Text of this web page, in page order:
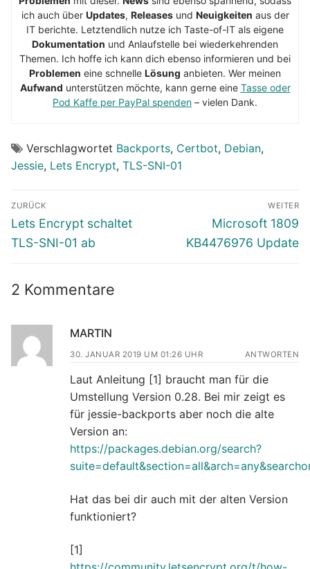
ich auch über Updates, Releasesund Neuigkeiten aus der
IT berichte. Letztendlich nutze ich Taste-of-IT als eigene
Dokumentation und Anlaufstelle bei wiederkehrenden
Themen. Ich hoffe ich kann dich ebenso informieren und bei
Problemen eine schnelle Lösung anbieten. Wer meinen
Aufwand unterstützen möchte, kann gerne eine Tasse oder
Pod Kaffe per PayPal spenden – vielen Dank.
Verschlagwortet Backports, Certbot, Debian,
Jessie, Lets Encrypt, TLS-SNI-01
Beitragsnavigation
ZURÜCK
Vorheriger
Beitrag:
Lets Encrypt schaltet
TLS-SNI-01 ab
WEITER
Nächster
Beitrag:
Microsoft 1809
KB4476976 Update
2 Kommentare
MARTIN
30. JANUAR 2019 UM 01:26 UHR ANTWORTEN
Laut Anleitung [1] braucht man für die
Umstellung Version 0.28. Bei mir zeigt es
für jessie-backports aber noch die alte
Version an:
https://packages.debian.org/search?
Hat das bei dir auch mit der alten Version
funktioniert?
[1]